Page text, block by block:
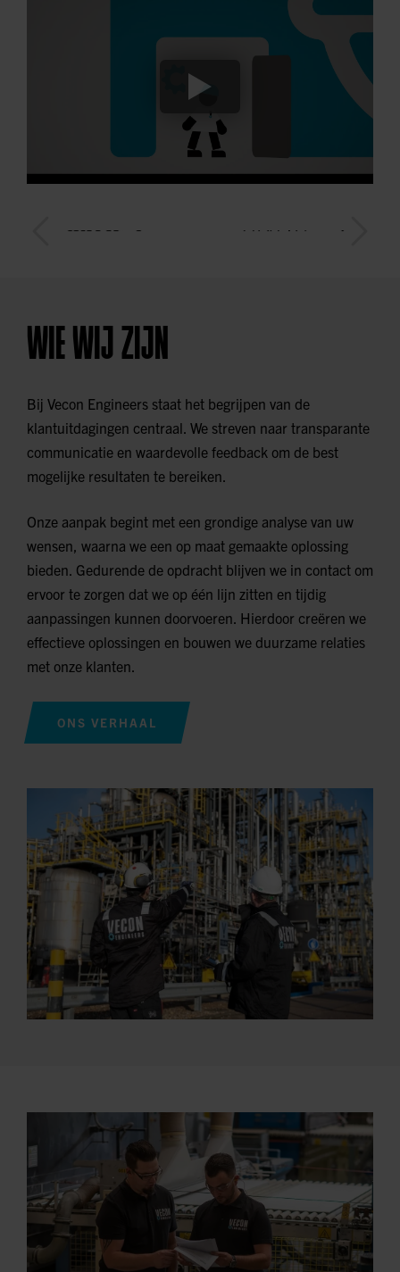
WIE WIJ ZIJN
Bij Vecon Engineers staat het begrijpen van de
klantuitdagingen centraal. We streven naar transparante
communicatie en waardevolle feedback om de best
mogelijke resultaten te bereiken.
Onze aanpak begint met een grondige analyse van uw
wensen, waarna we een op maat gemaakte oplossing
bieden. Gedurende de opdracht blijven we in contact om
ervoor te zorgen dat we op één lijn zitten en tijdig
aanpassingen kunnen doorvoeren. Hierdoor creëren we
effectieve oplossingen en bouwen we duurzame relaties
met onze klanten.
ONS VERHAAL